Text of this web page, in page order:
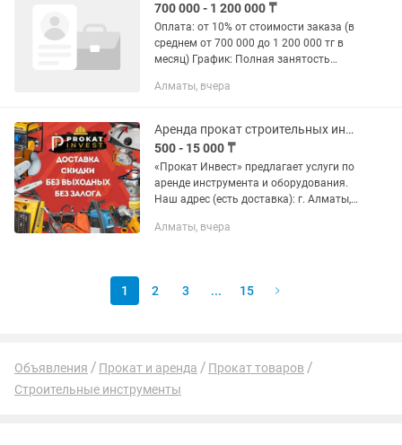
700 000 - 1 200 000 ₸
Оплата: от 10% от стоимости заказа (в
среднем от 700 000 до 1 200 000 тг в
месяц) График: Полная занятость
стабильно развивающуюся
Алматы, вчера
Аренда прокат строительных инструментов оборудования электро алматы бенза
500 - 15 000 ₸
«Прокат Инвест» предлагает услуги по
аренде инструмента и оборудования.
Наш адрес (есть доставка): г. Алматы,
Работаем без выходных с 9:00 до
Алматы, вчера
1 2 3 ... 15
Объявления Прокат и аренда
Прокат товаров
Строительные инструменты